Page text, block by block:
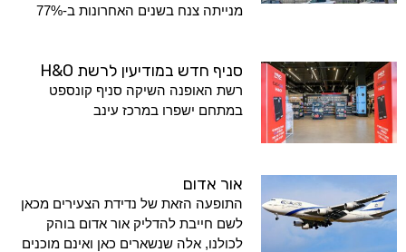
מנייתה צנח בשנים האחרונות ב-77%
סניף חדש במודיעין לרשת H&O
רשת האופנה השיקה סניף קונספט
במתחם ישפרו במרכז עינב
אור אדום
התופעה הזאת של נדידת הצעירים מכאן
לשם חייבת להדליק אור אדום בוהק
לכולנו, אלה שנשארים כאן ואינם מוכנים